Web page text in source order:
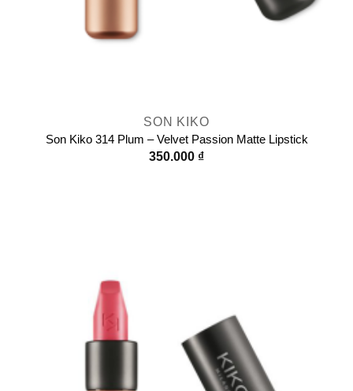
SON KIKO
Son Kiko 314 Plum – Velvet Passion Matte Lipstick
350.000 ₫